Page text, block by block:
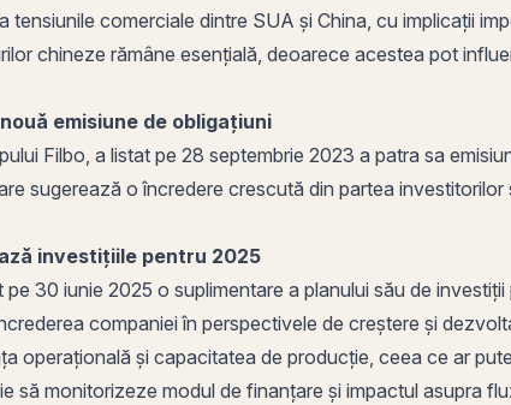
tensiunile comerciale dintre SUA și China, cu implicații
chineze rămâne esențială, deoarece acestea pot
emisiune de obligațiuni
Filbo, a listat pe 28 septembrie 2023 a patra sa
sugerează o încredere crescută din partea
investițiile pentru 2025
30 iunie 2025 o suplimentare a planului său de
companiei în perspectivele de creștere și
operațională și capacitatea de producție, ceea ce ar
să monitorizeze modul de finanțare și impactul asupra